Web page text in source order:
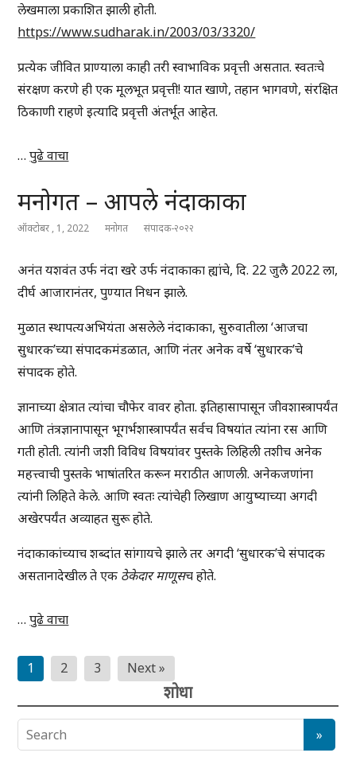
लेखमाला प्रकाशित झाली होती.
https://www.sudharak.in/2003/03/3320/
प्रत्येक जीवित प्राण्याला काही तरी स्वाभाविक प्रवृत्ती असतात. स्वतःचे
संरक्षण करणे ही एक मूलभूत प्रवृत्ती! यात खाणे, तहान भागवणे, संरक्षित
ठिकाणी राहणे इत्यादि प्रवृत्ती अंतर्भूत आहेत.
…पुढे वाचा
मनोगत – आपले नंदाकाका
ऑक्टोबर , 1, 2022 मनोगत संपादक-२०२२
अनंत यशवंत उर्फ नंदा खरे उर्फ नंदाकाका ह्यांचे, दि. 22 जुलै 2022 ला,
दीर्घ आजारानंतर, पुण्यात निधन झाले.
मुळात स्थापत्यअभियंता असलेले नंदाकाका, सुरुवातीला ‘आजचा
सुधारक’च्या संपादकमंडळात, आणि नंतर अनेक वर्षे ‘सुधारक’चे
संपादक होते.
ज्ञानाच्या क्षेत्रात त्यांचा चौफेर वावर होता. इतिहासापासून जीवशास्त्रापर्यंत
आणि तंत्रज्ञानापासून भूगर्भशास्त्रापर्यंत सर्वच विषयांत त्यांना रस आणि
गती होती. त्यांनी जशी विविध विषयांवर पुस्तके लिहिली तशीच अनेक
महत्त्वाची पुस्तके भाषांतरित करून मराठीत आणली. अनेकजणांना
त्यांनी लिहिते केले. आणि स्वतः त्यांचेही लिखाण आयुष्याच्या अगदी
अखेरपर्यंत अव्याहत सुरू होते.
नंदाकाकांच्याच शब्दांत सांगायचे झाले तर अगदी ‘सुधारक’चे संपादक
असतानादेखील ते एक ठेकेदार माणूसच होते.
…पुढे वाचा
Posts
pagination
1 2 3 Next »
शोधा